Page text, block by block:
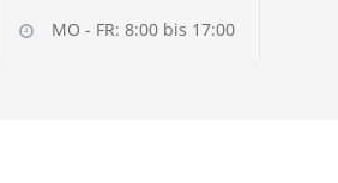
MO - FR: 8:00 bis 17:00